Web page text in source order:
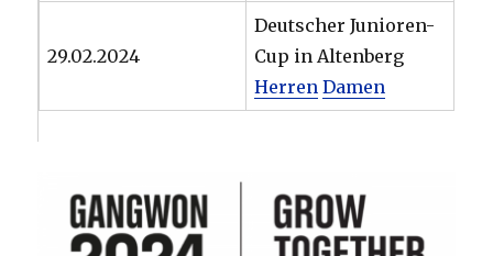
29.02.2024
Deutscher Junioren-
Cup in Altenberg
Herren Damen